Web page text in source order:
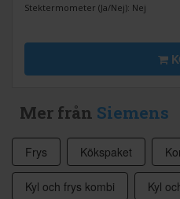
Stektermometer (Ja/Nej): Nej
Mer från Siemens
Frys Kökspaket
Kyl och frys kombi Kyl